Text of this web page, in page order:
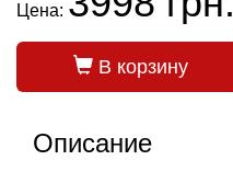
Цена:
В корзину
Описание